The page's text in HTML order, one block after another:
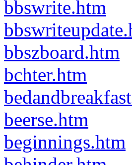
bbswrite.htm
bbszboard.htm
bchter.htm
beerse.htm
beginnings.htm